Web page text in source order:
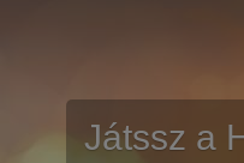
Játssz a